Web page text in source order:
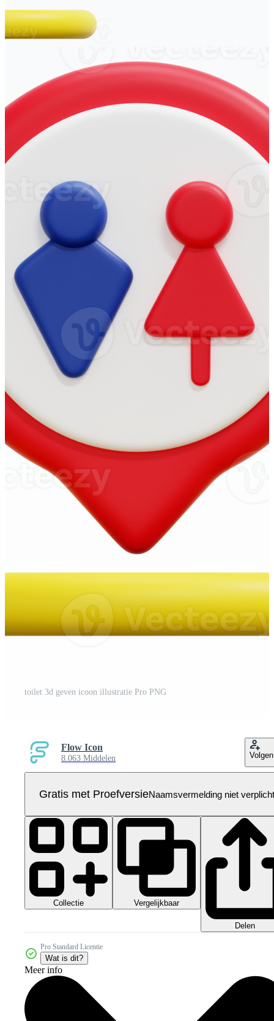
toilet 3d geven icoon illustratie Pro PNG
Flow Icon
8.063 Middelen Volgen
Gratis met ProefversieNaamsvermelding niet verplicht
Collectie Vergelijkbaar
Delen
Pro Standard Licentie
Wat is dit?
Meer info